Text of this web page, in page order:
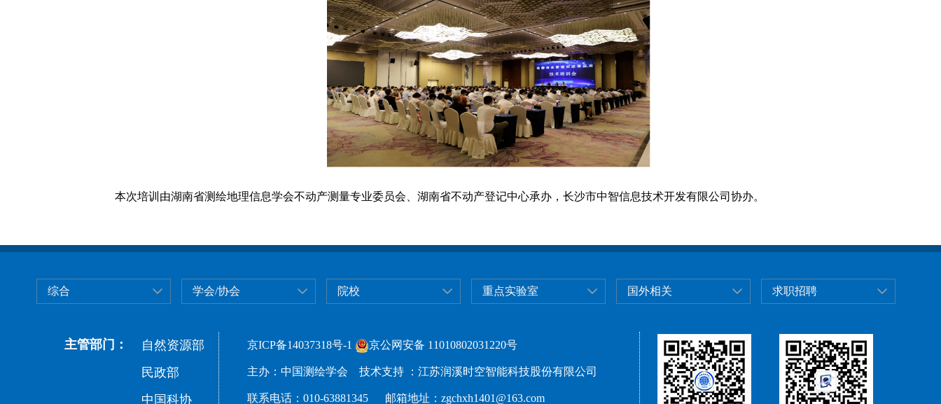
本次培训由湖南省测绘地理信息学会不动产测量专业委员会、湖南省不动产登记中心承办，长沙市中智信息技术开发有限公司协办。
综合 学会/协会 院校 重点实验室 国外相关 求职招聘
主管部门：
自然资源部
民政部
中国科协
京ICP备14037318号-1 京公网安备 11010802031220号
主办：中国测绘学会 技术支持 ：江苏润溪时空智能科技股份有限公司
联系电话：010-63881345 邮箱地址：zgchxh1401@163.com